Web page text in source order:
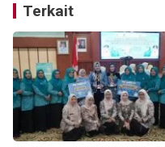
Terkait